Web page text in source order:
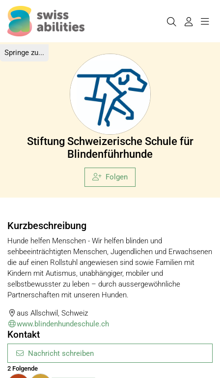
Springe zu...
Stiftung Schweizerische Schule für
Blindenführhunde
Folgen
Kurzbeschreibung
Hunde helfen Menschen - Wir helfen blinden und
sehbeeinträchtigten Menschen, Jugendlichen und Erwachsenen
die auf einen Rollstuhl angewiesen sind sowie Familien mit
Kindern mit Autismus, unabhängiger, mobiler und
selbstbewusster zu leben – durch aussergewöhnliche
Partnerschaften mit unseren Hunden.
aus Allschwil, Schweiz
www.blindenhundeschule.ch
Kontakt
Nachricht schreiben
2 Folgende